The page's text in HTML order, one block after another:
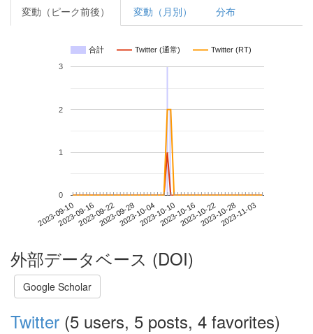
変動（ピーク前後） 変動（月別） 分布
合計 Twitter (通常) Twitter (RT)
2023-09-102023-09-162023-09-222023-09-282023-10-042023-10-102023-10-162023-10-222023-10-282023-11-03
0
1
2
3
外部データベース (DOI)
Google Scholar
Twitter (5 users, 5 posts, 4 favorites)